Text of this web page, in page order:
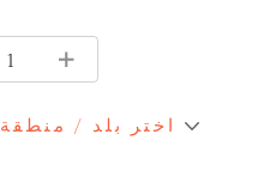
اختر بلد / منطقة